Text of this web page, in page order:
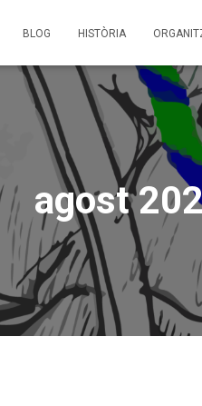
BLOG HISTÒRIA
agost